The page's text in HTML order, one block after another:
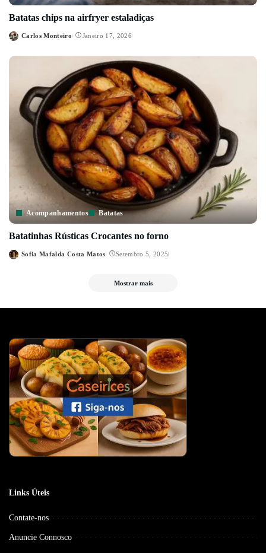
Batatas chips na airfryer estaladiças
Posted
Carlos Monteiro Janeiro 17, 2026
Acompanhamentos Batatas
Batatinhas Rústicas Crocantes no forno
Posted
Sofia Mafalda Costa Matos Setembro 5, 2025
Mostrar mais
Links Úteis
Contate-nos
Anuncie Connosco